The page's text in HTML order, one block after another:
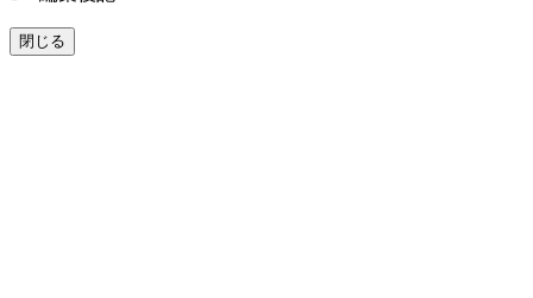
閉じる